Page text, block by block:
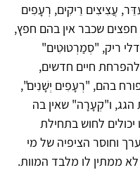
עֲצִיצִים רֵיקִים, ‏רְעָפִים
חפצים שכבר אין בהם חפץ,
ריק, "סְמַרְטוּטִים"
חיים חדשים,
בהם, "רְעָפִים יְשָׁנִים",
הגג, ו"קְעָרָה" שאין בה
לחוש בתחילת
וחוסר הציפיה של מי
ממתין לו מלבד המוות.